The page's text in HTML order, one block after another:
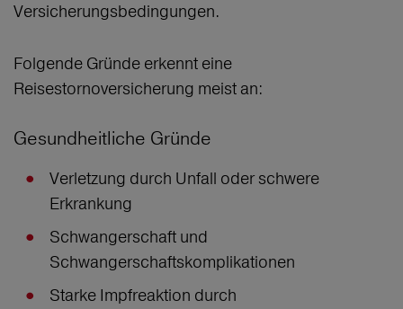
Versicherungsbedingungen.
Folgende Gründe erkennt eine
Reisestornoversicherung meist an:
Gesundheitliche Gründe
Verletzung durch Unfall oder schwere
Erkrankung
Schwangerschaft und
Schwangerschaftskomplikationen
Starke Impfreaktion durch